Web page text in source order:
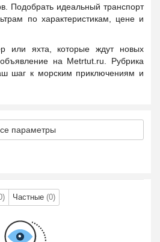
Подобрать идеальный транспорт
по характеристикам, цене и
или яхта, которые ждут новых
на Metrtut.ru. Рубрика
шаг к морским приключениям и
параметры
Частные (0)